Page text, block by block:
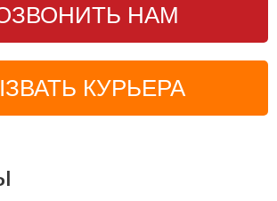
НАМ
КУРЬЕРА